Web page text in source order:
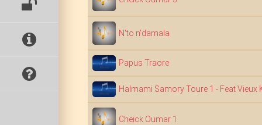
N'to n'damala
Papus Traore
Halmami Samory Toure 1 - Feat Vieux
Cheick Oumar 1